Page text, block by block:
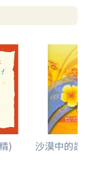
) 沙漠中的讚